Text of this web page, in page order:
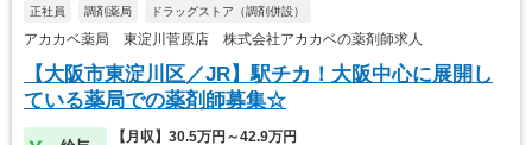
正社員 調剤薬局 ドラッグストア（調剤併設）
アカカベ薬局 東淀川菅原店 株式会社アカカベの薬剤師求人
【大阪市東淀川区／JR】駅チカ！大阪中心に展開し
ている薬局での薬剤師募集☆
【月収】30.5万円～42.9万円